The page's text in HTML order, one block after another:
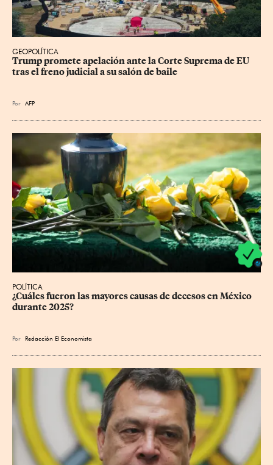
GEOPOLÍTICA
Trump promete apelación ante la Corte Suprema de EU
tras el freno judicial a su salón de baile
Por AFP
POLÍTICA
¿Cuáles fueron las mayores causas de decesos en México
durante 2025?
Por Redacción El Economista